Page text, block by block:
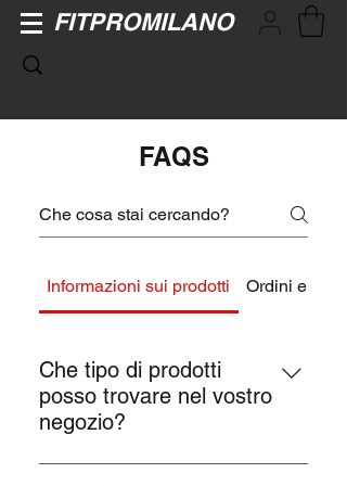
FITPROMILANO
FAQS
Informazioni sui prodotti Ordini e
Che tipo di prodotti
posso trovare nel vostro
negozio?
Nel nostro negozio trovi una vasta